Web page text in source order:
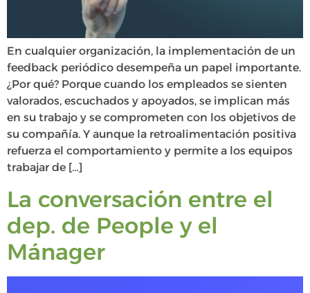
En cualquier organización, la implementación de un
feedback periódico desempeña un papel importante.
¿Por qué? Porque cuando los empleados se sienten
valorados, escuchados y apoyados, se implican más
en su trabajo y se comprometen con los objetivos de
su compañía. Y aunque la retroalimentación positiva
refuerza el comportamiento y permite a los equipos
trabajar de […]
La conversación entre el
dep. de People y el
Mánager